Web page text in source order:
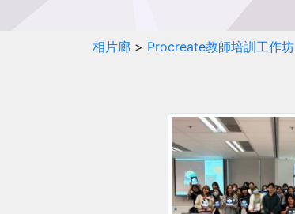
相片廊 > Procreate教師培訓工作坊